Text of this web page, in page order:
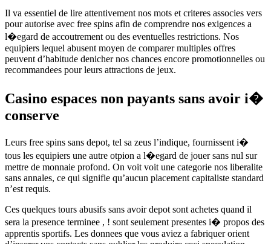
Il va essentiel de lire attentivement nos mots et criteres associes vers
pour autorise avec free spins afin de comprendre nos exigences a
l�egard de accoutrement ou des eventuelles restrictions. Nos
equipiers lequel abusent moyen de comparer multiples offres
peuvent d’habitude denicher nos chances encore promotionnelles ou
recommandees pour leurs attractions de jeux.
Casino espaces non payants sans avoir i�
conserve
Leurs free spins sans depot, tel sa zeus l’indique, fournissent i�
tous les equipiers une autre otpion a l�egard de jouer sans nul sur
mettre de monnaie profond. On voit voit une categorie nos liberalite
sans annales, ce qui signifie qu’aucun placement capitaliste standard
n’est requis.
Ces quelques tours abusifs sans avoir depot sont achetes quand il
sera la presence terminee , ! sont seulement presentes i� propos des
apprentis sportifs. Les donnees que vous aviez a fabriquer orient